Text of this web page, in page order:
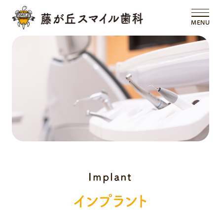
MENU
インプラント